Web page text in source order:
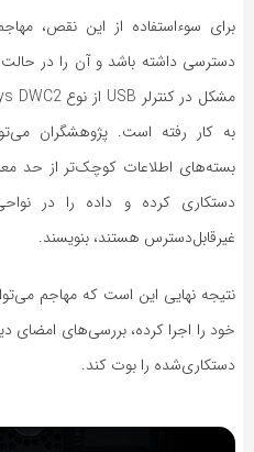
برای سوءاستفاده از این نقص،
دسترسی داشته باشد و آن را در حالت
مشکل در کنترلر USB از نوعDWC2
به کار رفته است. پژوهشگران
بسته‌های اطلاعات کوچک‌تر از حد
دستکاری کرده و داده را در
غیرقابل‌دسترس هستند، بنویسند.
نتیجه نهایی این است که مهاجم
خود را اجرا کرده، بررسی‌های امضای
دستکاری‌شده را بوت کند.